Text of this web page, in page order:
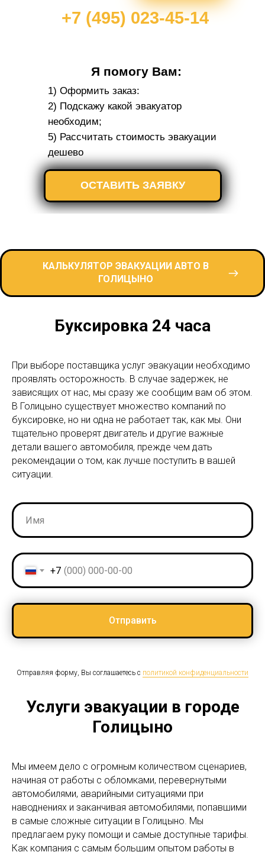
Я помогу Вам:
1) Оформить заказ:
2) Подскажу какой эвакуатор
необходим;
5) Рассчитать стоимость эвакуации
дешево
+7 (495) 023-45-14
ОСТАВИТЬ ЗАЯВКУ
КАЛЬКУЛЯТОР ЭВАКУАЦИИ АВТО В
ГОЛИЦЫНО
Буксировка 24 часа
При выборе поставщика услуг эвакуации необходимо
проявлять осторожность. В случае задержек, не
зависящих от нас, мы сразу же сообщим вам об этом.
В Голицыно существует множество компаний по
буксировке, но ни одна не работает так, как мы. Они
тщательно проверят двигатель и другие важные
детали вашего автомобиля, прежде чем дать
рекомендации о том, как лучше поступить в вашей
ситуации.
+7
Отправить
Отправляя форму, Вы соглашаетесь с политикой конфиденциальности
Услуги эвакуации в городе
Голицыно
Мы имеем дело с огромным количеством сценариев,
начиная от работы с обломками, перевернутыми
автомобилями, аварийными ситуациями при
наводнениях и заканчивая автомобилями, попавшими
в самые сложные ситуации в Голицыно. Мы
предлагаем руку помощи и самые доступные тарифы.
Как компания с самым большим опытом работы в